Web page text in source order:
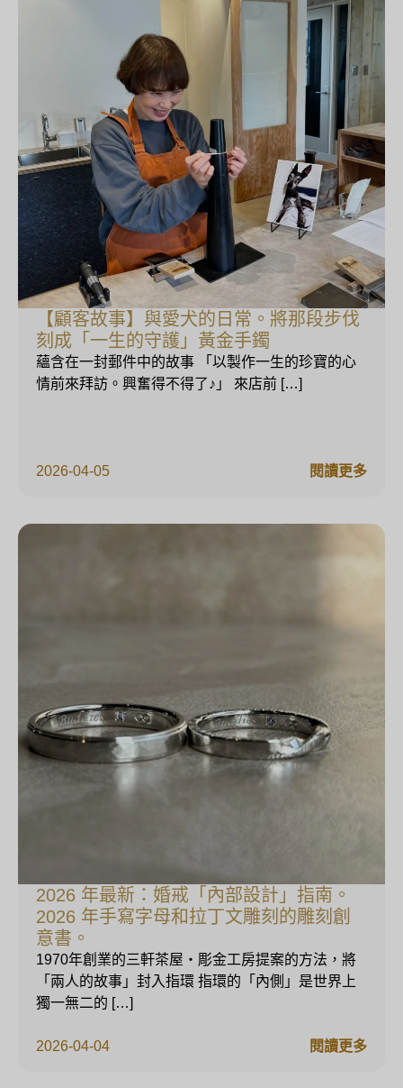
【顧客故事】與愛犬的日常。將那段步伐
刻成「一生的守護」黃金手鐲
2026-04-05
蘊含在一封郵件中的故事 「以製作一生的珍寶的心
情前來拜訪。興奮得不得了♪」 來店前 […]
閱讀更多
2026 年最新：婚戒「內部設計」指南。
2026 年手寫字母和拉丁文雕刻的雕刻創
意書。
2026-04-04
1970年創業的三軒茶屋・彫金工房提案的方法，將
「兩人的故事」封入指環 指環的「內側」是世界上
獨一無二的 […]
閱讀更多